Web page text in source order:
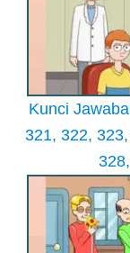
Kunci
321, 322,